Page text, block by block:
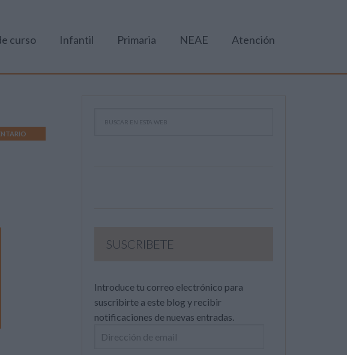
curso Infantil Primaria NEAE Atención
SUSCRIBETE
Introduce tu correo electrónico para
suscribirte a este blog y recibir
notificaciones de nuevas entradas.
Dirección